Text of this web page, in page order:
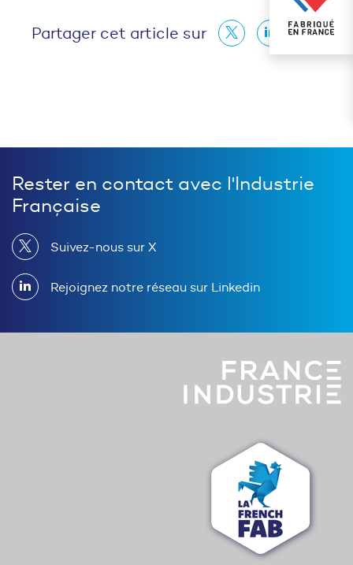
Partager cet article sur
Rester en contact avec l'Industrie
Française
Suivez-nous sur X
Rejoignez notre réseau sur Linkedin